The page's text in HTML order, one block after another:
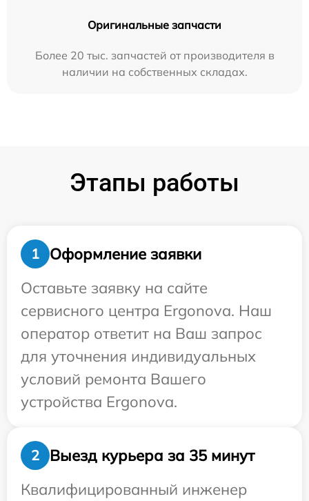
Оригинальные запчасти
Более 20 тыс. запчастей от производителя в
наличии на собственных складах.
Этапы работы
1
Оформление заявки
Оставьте заявку на сайте
сервисного центра Ergonova. Наш
оператор ответит на Ваш запрос
для уточнения индивидуальных
условий ремонта Вашего
устройства Ergonova.
2
Выезд курьера за 35 минут
Квалифицированный инженер